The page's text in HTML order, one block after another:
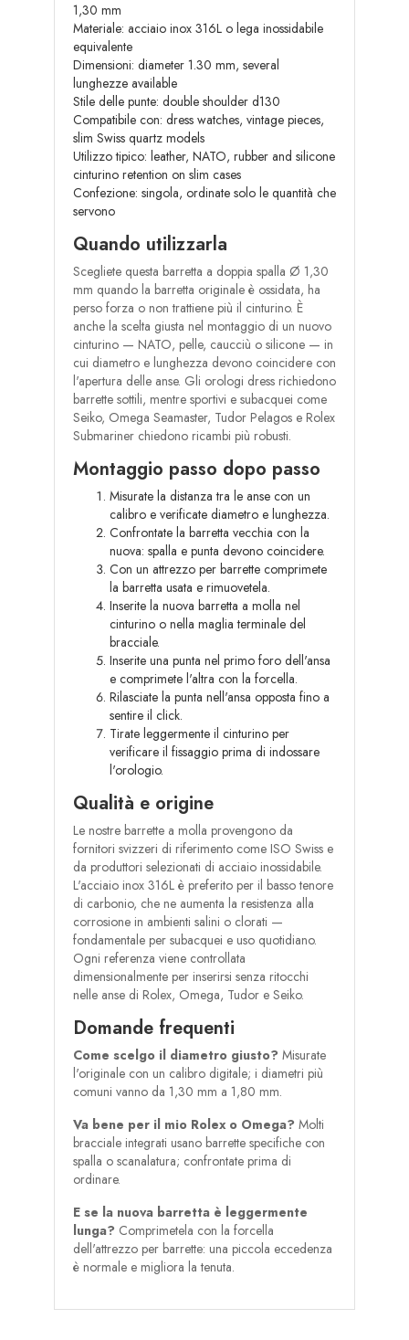
1,30 mm
Materiale: acciaio inox 316L o lega inossidabile
equivalente
Dimensioni: diameter 1.30 mm, several
lunghezze available
Stile delle punte: double shoulder d130
Compatibile con: dress watches, vintage pieces,
slim Swiss quartz models
Utilizzo tipico: leather, NATO, rubber and silicone
cinturino retention on slim cases
Confezione: singola, ordinate solo le quantità che
servono
Quando utilizzarla
Scegliete questa barretta a doppia spalla Ø 1,30
mm quando la barretta originale è ossidata, ha
perso forza o non trattiene più il cinturino. È
anche la scelta giusta nel montaggio di un nuovo
cinturino — NATO, pelle, caucciù o silicone — in
cui diametro e lunghezza devono coincidere con
l'apertura delle anse. Gli orologi dress richiedono
barrette sottili, mentre sportivi e subacquei come
Seiko, Omega Seamaster, Tudor Pelagos e Rolex
Submariner chiedono ricambi più robusti.
Montaggio passo dopo passo
Misurate la distanza tra le anse con un
calibro e verificate diametro e lunghezza.
Confrontate la barretta vecchia con la
nuova: spalla e punta devono coincidere.
Con un attrezzo per barrette comprimete
la barretta usata e rimuovetela.
Inserite la nuova barretta a molla nel
cinturino o nella maglia terminale del
bracciale.
Inserite una punta nel primo foro dell'ansa
e comprimete l'altra con la forcella.
Rilasciate la punta nell'ansa opposta fino a
sentire il click.
Tirate leggermente il cinturino per
verificare il fissaggio prima di indossare
l'orologio.
Qualità e origine
Le nostre barrette a molla provengono da
fornitori svizzeri di riferimento come ISO Swiss e
da produttori selezionati di acciaio inossidabile.
L'acciaio inox 316L è preferito per il basso tenore
di carbonio, che ne aumenta la resistenza alla
corrosione in ambienti salini o clorati —
fondamentale per subacquei e uso quotidiano.
Ogni referenza viene controllata
dimensionalmente per inserirsi senza ritocchi
nelle anse di Rolex, Omega, Tudor e Seiko.
Domande frequenti
Come scelgo il diametro giusto? Misurate
l'originale con un calibro digitale; i diametri più
comuni vanno da 1,30 mm a 1,80 mm.
Va bene per il mio Rolex o Omega? Molti
bracciale integrati usano barrette specifiche con
spalla o scanalatura; confrontate prima di
ordinare.
E se la nuova barretta è leggermente
lunga? Comprimetela con la forcella
dell'attrezzo per barrette: una piccola eccedenza
è normale e migliora la tenuta.